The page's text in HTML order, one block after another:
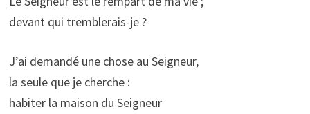
devant qui tremblerais-je ?
J’ai demandé une chose au Seigneur,
la seule que je cherche :
habiter la maison du Seigneur